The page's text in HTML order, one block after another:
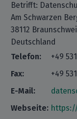
Betrifft:
Am Schwarzen
38112
Deutschland
Telefon:
+49
Fax:
+49
E-Mail:
Webseite: